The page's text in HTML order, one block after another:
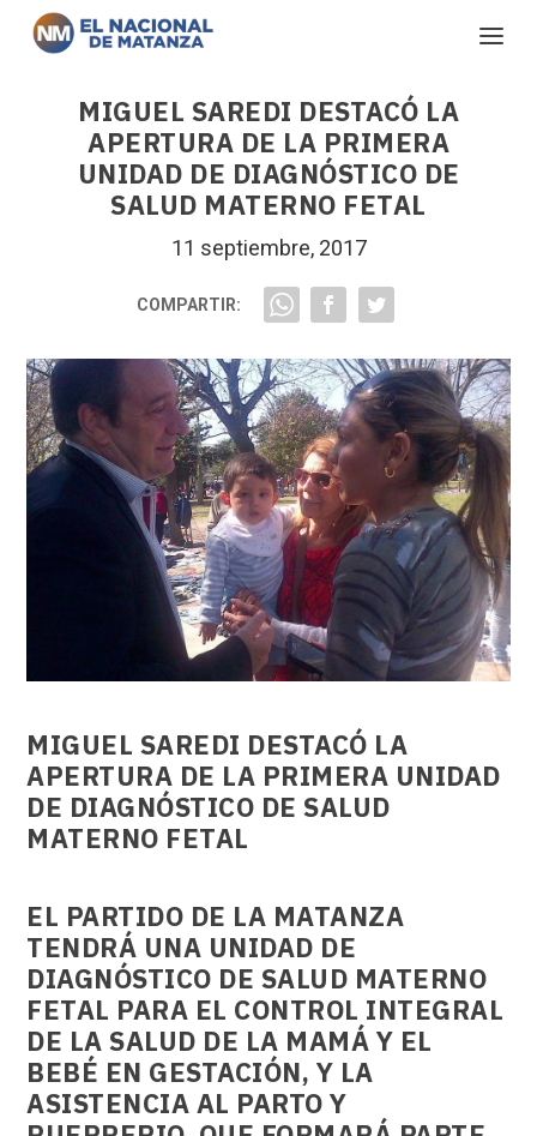
MIGUEL SAREDI DESTACÓ LA
APERTURA DE LA PRIMERA
UNIDAD DE DIAGNÓSTICO DE
SALUD MATERNO FETAL
11 septiembre, 2017
COMPARTIR:
MIGUEL SAREDI DESTACÓ LA
APERTURA DE LA PRIMERA UNIDAD
DE DIAGNÓSTICO DE SALUD
MATERNO FETAL
EL PARTIDO DE LA MATANZA
TENDRÁ UNA UNIDAD DE
DIAGNÓSTICO DE SALUD MATERNO
FETAL PARA EL CONTROL INTEGRAL
DE LA SALUD DE LA MAMÁ Y EL
BEBÉ EN GESTACIÓN, Y LA
ASISTENCIA AL PARTO Y